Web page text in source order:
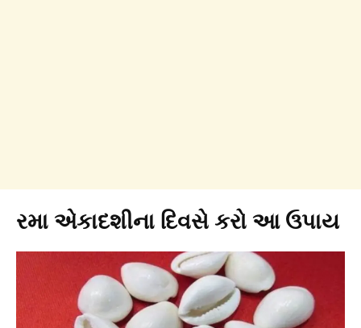
રમા એકાદશીના દિવસે કરો આ ઉપાય